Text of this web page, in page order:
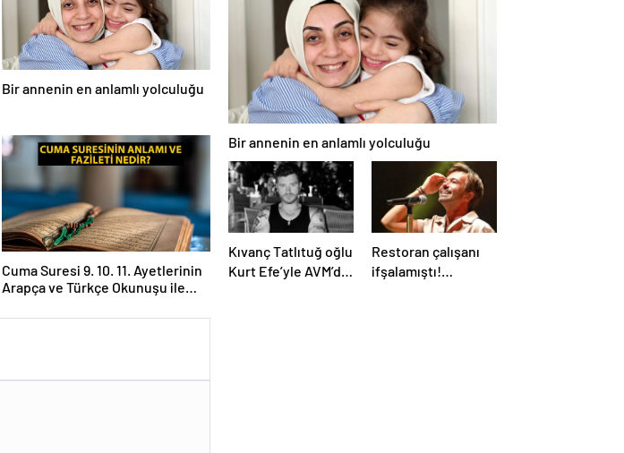
Bir annenin en anlamlı yolculuğu
Cuma Suresi 9. 10. 11. Ayetlerinin
Arapça ve Türkçe Okunuşu ile
Fazileti Nedir?
eşe anlamlı, resimli
Hemşireler Günü ile
ilgili sözler…
mantar uyarısı:
Ölümcül olabilir
Bir annenin en anlamlı yolculuğu
Kıvanç Tatlıtuğ oğlu
Kurt Efe’yle AVM’de
Restoran çalışanı
ifşalamıştı!